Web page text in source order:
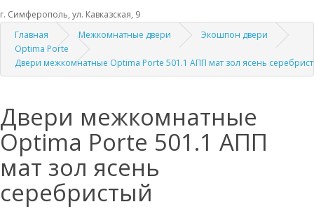
г. Симферополь, ул. Кавказская, 9
Главная
Межкомнатные двери
Экошпон двери
Optima Porte
Двери межкомнатные Optima Porte 501.1 АПП мат зол ясень
Двери межкомнатные
Optima Porte 501.1 АПП
мат зол ясень
серебристый